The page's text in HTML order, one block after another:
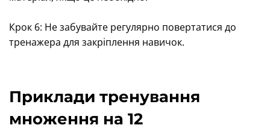
Крок 6: Не забувайте регулярно повертатися до
тренажера для закріплення навичок.
Приклади тренування
множення на 12